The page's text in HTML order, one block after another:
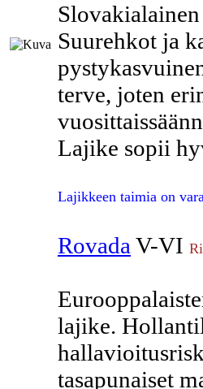
Suurehkot ja
terve, joten
Lajike sopii
Lajikkeen taimia on
Rovada V-VI
lajike.
tasapunaiset